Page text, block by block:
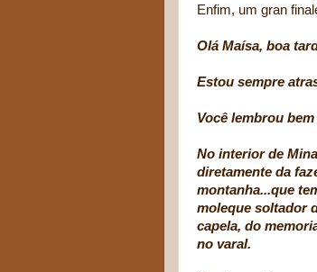
Enfim, um gran
Olá Maísa, boa
Estou sempre
Você lembrou
No interior de
diretamente da
montanha...que
moleque soltador
capela, do
no varal.